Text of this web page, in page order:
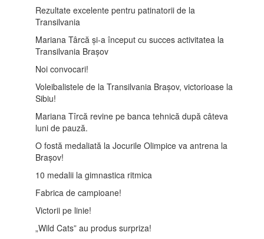
Rezultate excelente pentru patinatorii de la
Transilvania
Mariana Târcă și-a început cu succes activitatea la
Transilvania Brașov
Noi convocari!
Voleibalistele de la Transilvania Brașov, victorioase la
Sibiu!
Mariana Tîrcă revine pe banca tehnică după câteva
luni de pauză.
O fostă medaliată la Jocurile Olimpice va antrena la
Brașov!
10 medalii la gimnastica ritmica
Fabrica de campioane!
Victorii pe linie!
„Wild Cats” au produs surpriza!